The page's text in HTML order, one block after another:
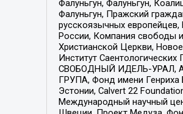
Фалуньгун, Фалуньгун,
Фалуньгун, Пражский
русскоязычных
России, Компания свободы
Христианской Церкви,
Институт
СВОБОДНЫЙ ИДЕЛЬ-УРАЛ,
ГРУПА, Фонд имени Генриха
Эстонии, Calvert 22
Международный научный